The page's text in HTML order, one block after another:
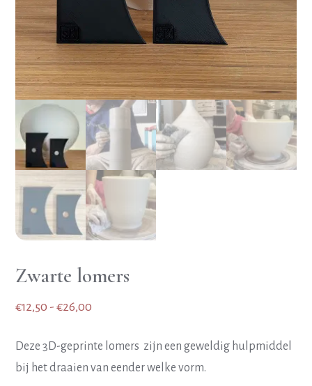
Zwarte lomers
€12,50 - €26,00
tot
€26,00
Deze 3D-geprinte lomers zijn een geweldig hulpmiddel
bij het draaien van eender welke vorm.